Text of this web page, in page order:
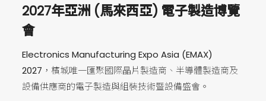
2027年亞洲 (馬來西亞) 電子製造博覽
會
Electronics Manufacturing Expo Asia (EMAX)
2027，檳城唯一匯聚國際晶片製造商、半導體製造商及
設備供應商的電子製造與組裝技術暨設備盛會。